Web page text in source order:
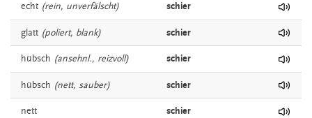
echt (rein, unverfälscht) schier
glatt (poliert, blank) schier
hübsch (ansehnl., reizvoll) schier
hübsch (nett, sauber) schier
nett schier